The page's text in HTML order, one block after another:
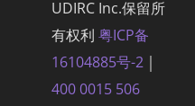
UDIRC Inc.保留所
有权利粤ICP备
16104885号-2 ￨
400 0015 506